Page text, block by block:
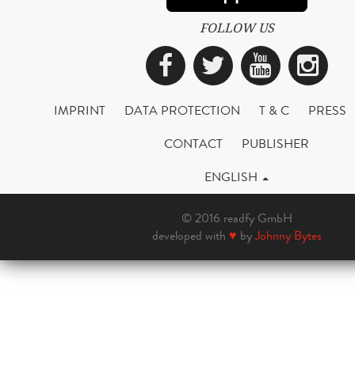
FOLLOW US
Facebook
Twitter
IMPRINT DATA PROTECTION T & C
PRESS
CONTACT
PUBLISHER
ENGLISH
© 2016 readfy GmbH
developed with ♥ byJohnny Bytes